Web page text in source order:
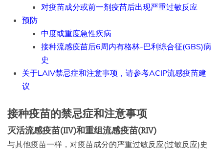
对疫苗成分或前一剂疫苗后出现严重过敏反应
预防
中度或重度急性疾病
接种流感疫苗后6周内有格林-巴利综合征(GBS)病
史
关于LAIV禁忌症和注意事项，请参考ACIP流感疫苗建
议
接种疫苗的禁忌症和注意事项
灭活流感疫苗(IIV)和重组流感疫苗(RIV)
与其他疫苗一样，对疫苗成分的严重过敏反应(过敏反应)史